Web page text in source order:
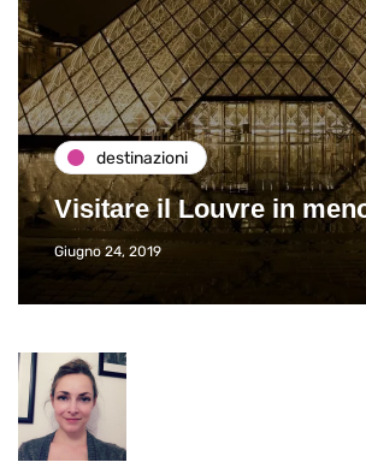
destinazioni
Visitare il Louvre in
Giugno 24, 2019